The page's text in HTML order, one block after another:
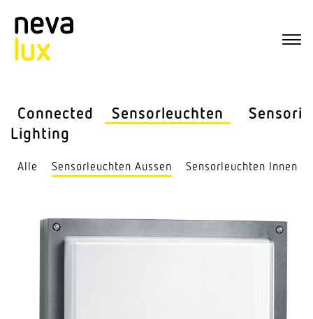
Connected
Lighting
Sensor­leuchten Sensorik
Alle Sensor­leuchten Aussen Sensor­leuchten Innen